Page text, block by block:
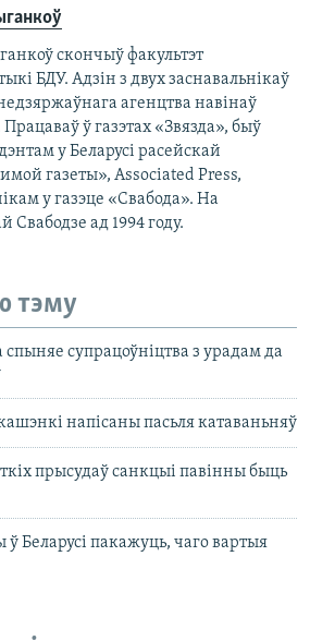
скончыў факультэт
БДУ. Адзін з двух заснавальнікаў
агенцтва навінаў
ў газэтах «Звязда», быў
у Беларусі расейскай
газеты», Associated Рress,
у газэце «Свабода». На
Свабодзе ад 1994 году.
тэму
супрацоўніцтва з урадам да
напісаны пасьля катаваньняў
прысудаў санкцыі павінны быць
Беларусі пакажуць, чаго вартыя